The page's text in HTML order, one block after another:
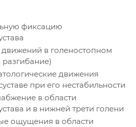
фиксацию
в голеностопном
разгибание)
движения
при его нестабильности
в области
и в нижней трети голени
ощущения в области